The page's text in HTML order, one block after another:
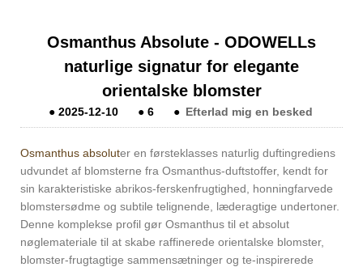
Osmanthus Absolute - ODOWELLs
naturlige signatur for elegante
orientalske blomster
● 2025-12-10 ● 6 ● Efterlad mig en besked
Osmanthus absoluter en førsteklasses naturlig duftingrediens
udvundet af blomsterne fra Osmanthus-duftstoffer, kendt for
sin karakteristiske abrikos-ferskenfrugtighed, honningfarvede
blomstersødme og subtile telignende, læderagtige undertoner.
Denne komplekse profil gør Osmanthus til et absolut
nøglemateriale til at skabe raffinerede orientalske blomster,
blomster-frugtagtige sammensætninger og te-inspirerede